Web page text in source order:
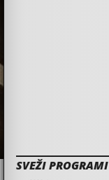
SVEŽI PROGRAMI